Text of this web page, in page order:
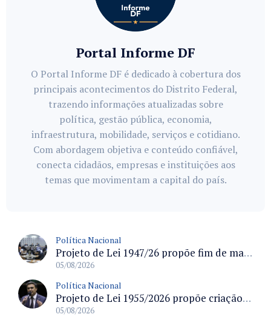
Portal Informe DF
O Portal Informe DF é dedicado à cobertura dos
principais acontecimentos do Distrito Federal,
trazendo informações atualizadas sobre
política, gestão pública, economia,
infraestrutura, mobilidade, serviços e cotidiano.
Com abordagem objetiva e conteúdo confiável,
conecta cidadãos, empresas e instituições aos
temas que movimentam a capital do país.
Política Nacional
Projeto de Lei 1947/26 propõe fim de margens para cartão de crédito e consignado do INSS
05/08/2026
Política Nacional
Projeto de Lei 1955/2026 propõe criação de geração livre de fumo ao restringir venda de vapes a nascidos desde 1º de janeiro de 2009
05/08/2026